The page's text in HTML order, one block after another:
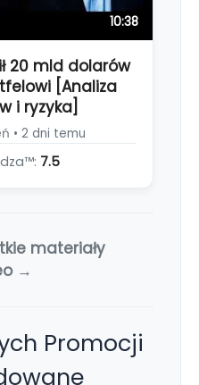
10:38
20 mld dolarów
[Analiza
i ryzyka]
• 2 dni temu
7.5
materiały
→
Promocji